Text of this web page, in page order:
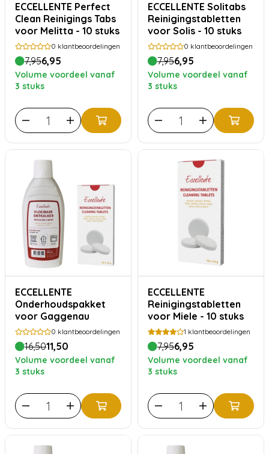
ECCELLENTE Perfect
Clean Reinigings Tabs
voor Melitta - 10 stuks
0 klantbeoordelingen
7,956,95
Volume voordeel vanaf
3 stuks
ECCELLENTE Solitabs
Reinigingstabletten
voor Solis - 10 stuks
0 klantbeoordelingen
7,956,95
Volume voordeel vanaf
3 stuks
ECCELLENTE
Onderhoudspakket
voor Gaggenau
0 klantbeoordelingen
16,5011,50
Volume voordeel vanaf
3 stuks
ECCELLENTE
Reinigingstabletten
voor Miele - 10 stuks
1 klantbeoordelingen
7,956,95
Volume voordeel vanaf
3 stuks